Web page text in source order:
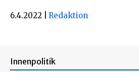
6.4.2022 Redaktion
Innenpolitik